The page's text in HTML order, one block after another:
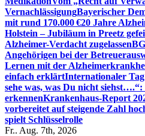
VernachlässigungBayerischer
mit rund 170.000 €20 Jahre
Holstein – Jubiläum in Preetz
Alzheimer-Verdacht zugelassen
Angehörigen bei der
Lernen mit der
einfach erklärtInternationaler
sehe was, was Du nicht
erkennenKrankenhaus-Report
vorbereitet auf steigende Zahl
spielt Schlüsselrolle
Fr.. Aug. 7th, 2026